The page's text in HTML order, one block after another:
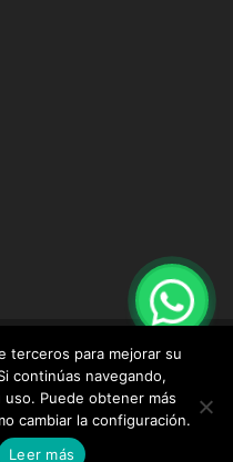
Política de privacidad
terceros para mejorar su
continúas navegando,
Puede obtener más
cambiar la configuración.
Leer más